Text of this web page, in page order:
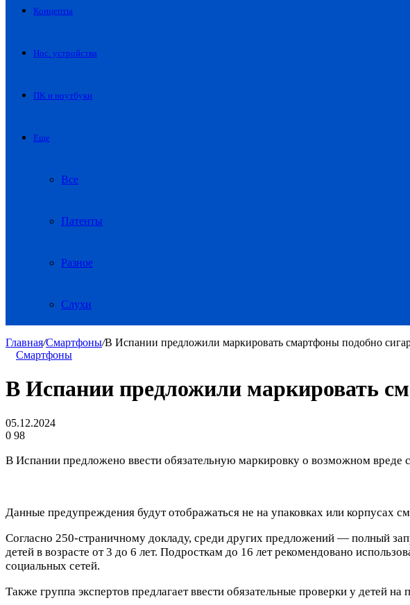
Концепты
Нос. устройства
ПК и ноутбуки
Еще
Все
Патенты
Разное
Слухи
Главная/Смартфоны/В Испании предложили маркировать смартфоны подобно
Смартфоны
В Испании предложили маркировать
05.12.2024
0 98
В Испании предложено ввести обязательную маркировку о возможном вреде
Данные предупреждения будут отображаться не на упаковках или корпусах
Согласно 250-страничному докладу, среди других предложений — полный
детей в возрасте от 3 до 6 лет. Подросткам до 16 лет рекомендовано
социальных сетей.
Также группа экспертов предлагает ввести обязательные проверки у детей